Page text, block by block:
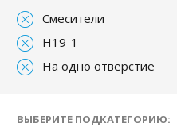
Смесители
H19-1
На одно отверстие
ВЫБЕРИТЕ ПОДКАТЕГОРИЮ: